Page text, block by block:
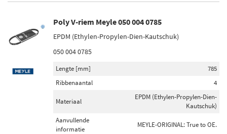
Poly V-riem Meyle 050 004 0785
EPDM (Ethylen-Propylen-Dien-Kautschuk)
050 004 0785
Lengte [mm]
785
Ribbenaantal
4
Materiaal
EPDM (Ethylen-Propylen-Dien-
Kautschuk)
Aanvullende
informatie
MEYLE-ORIGINAL: True to OE.